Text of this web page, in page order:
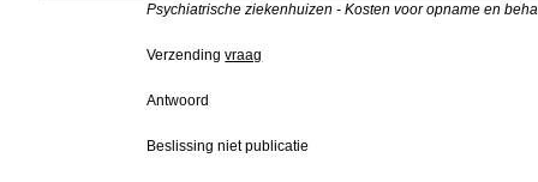
Psychiatrische ziekenhuizen - Kosten voor opname en
Verzendingvraag
Antwoord
Beslissing niet publicatie